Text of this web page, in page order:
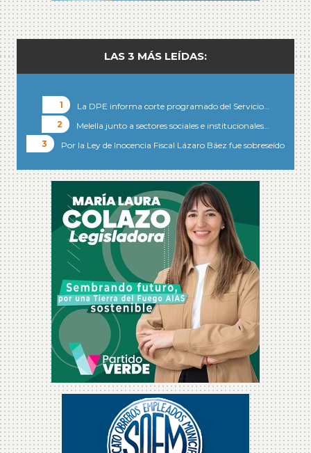
LAS 3 MÁS LEÍDAS:
La DPE informa corte programado del Servicio…
Melella junto a sectores sociales e institucionales…
Por la Ley de Inocencia Fiscal Lázaro Báez fue sobreseído